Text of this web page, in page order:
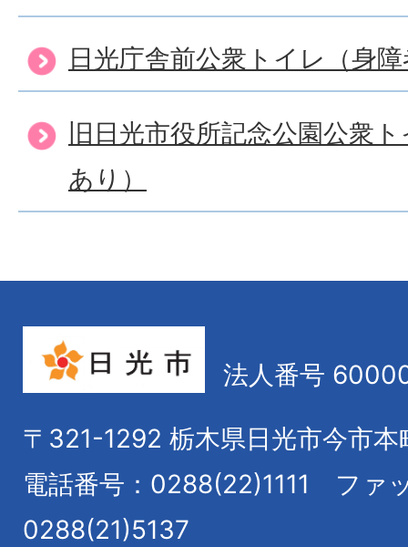
日光庁舎前公衆トイレ（身
旧日光市役所記念公園公衆
あり）
法人番号
〒321-1292 栃木県日光市今市本
電話番号：0288(22)1111
ファ
0288(21)5137